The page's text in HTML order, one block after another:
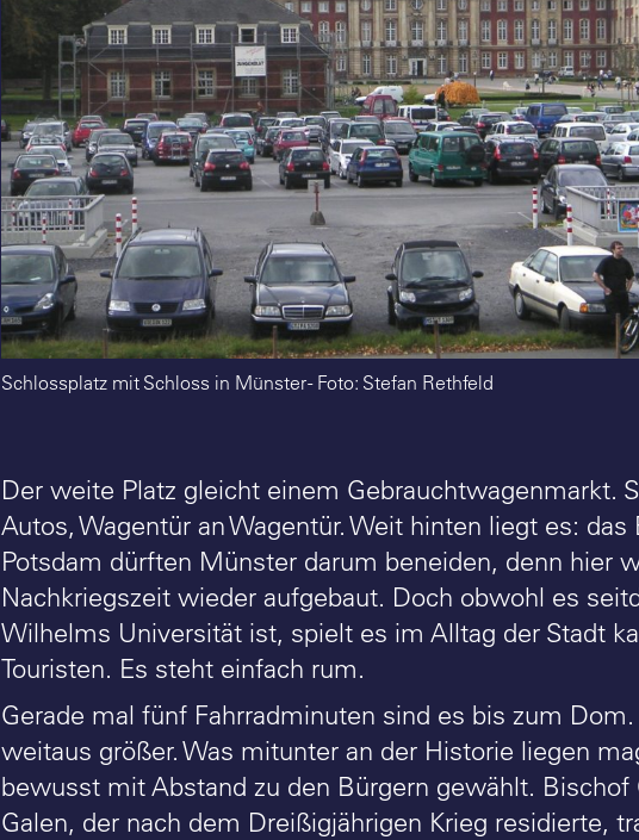
Schlossplatz mit Schloss in Münster - Foto: Stefan Rethfeld
Der weite Platz gleicht einem Gebrauchtwagenmarkt.
Autos, Wagentür an Wagentür. Weit hinten liegt es:
Potsdam dürften Münster darum beneiden, denn hier
Nachkriegszeit wieder aufgebaut. Doch obwohl es
Wilhelms Universität ist, spielt es im Alltag der Stadt
Touristen. Es steht einfach rum.
Gerade mal fünf Fahrradminuten sind es bis zum
weitaus größer. Was mitunter an der Historie liegen
bewusst mit Abstand zu den Bürgern gewählt. Bischof
Galen, der nach dem Dreißigjährigen Krieg residierte,